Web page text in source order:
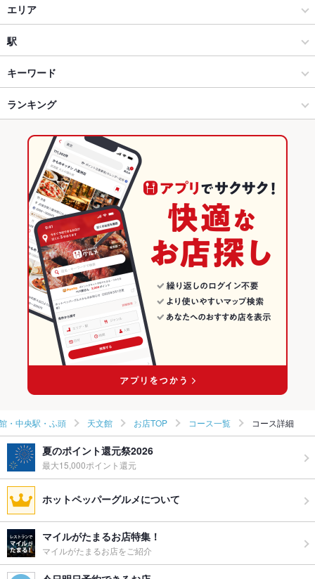
居酒屋
和風
鹿児島市 天文館・中央駅・ふ頭 × 居酒屋
鹿児島市 天文館・中央駅・ふ頭 × 和風
天文館通駅 × 居酒屋
天文館通駅 × 和風
和食全般
鹿児島市 天文館・中央駅・ふ頭 × 和食
鹿児島市 天文館・中央駅・ふ頭 × 和食全般
天文館通駅 × 和食
天文館通駅 × 和食全般
エリア
天文館
天文館 × 居酒屋
天文館 × 和風
天文館 × 和食
天文館 × 和食全般
鹿児島
鹿児島 × 居酒屋
鹿児島 × 和風
鹿児島 × 和食
鹿児島 × 和食全般
駅
天文館通駅
キーワード
からあげ
ケーキ デザート 生ハム
ランキング
鹿児島のグルメランキング
鹿児島の居酒屋ランキング
鹿児島市 天文館・中央駅・ふ頭のグルメランキング
鹿児島市 天文館・中央駅・ふ頭の居酒屋ランキング
天文館のグルメランキング
天文館の居酒屋ランキング
・中央駅・ふ頭 天文館 お店TOP コース一覧 コース詳細
夏のポイント還元祭2026
最大15,000ポイント還元
ホットペッパーグルメについて
マイルがたまるお店特集！
マイルがたまるお店をご紹介